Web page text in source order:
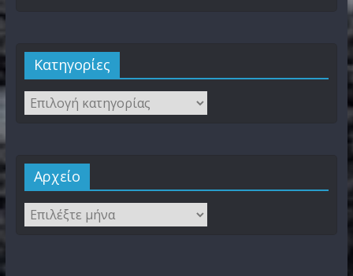
Kατηγορίες
Αρχείο